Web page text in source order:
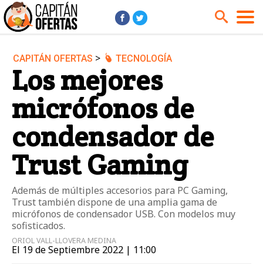
Audio y Música
Cámaras
Cine y Series
Coches
Deportes
Financiero
Hogar
Hoteles
Jardín
Juguetes
Libros
Moda él
Motos
Móviles
Niños
Ordenadores
Tecnología
CAPITÁN OFERTAS > TECNOLOGÍA
Los mejores
micrófonos de
condensador de
Trust Gaming
Además de múltiples accesorios para PC Gaming,
Trust también dispone de una amplia gama de
micrófonos de condensador USB. Con modelos muy
sofisticados.
ORIOL VALL-LLOVERA MEDINA
El 19 de Septiembre 2022 | 11:00